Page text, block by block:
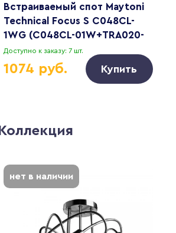
Встраиваемый спот Maytoni
Technical Focus S C048CL-
1WG (C048CL-01W+TRA020-
01G)
Доступно к заказу: 7 шт.
1074 руб. Купить
Коллекция
нет в наличии